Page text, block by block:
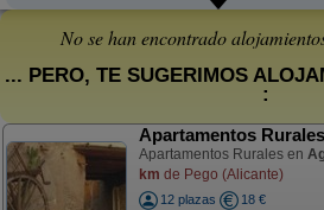
No se han encontrado
... PERO, TE SUGERIMOS
:
Apartamentos
Apartamentos Rurales en
km de Pego (Alicante)
12 plazas
18 €